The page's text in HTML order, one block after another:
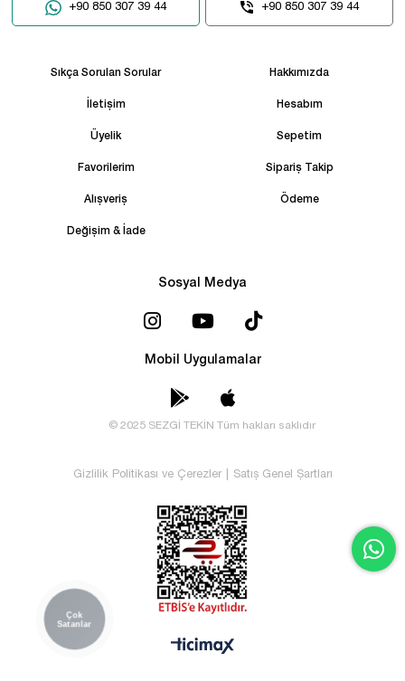
+90 850 307 39 44 +90 850 307 39 44
Sıkça Sorulan Sorular Hakkımızda
İletişim Hesabım
Üyelik Sepetim
Favorilerim Sipariş Takip
Alışveriş Ödeme
Değişim & İade
Sosyal Medya
Mobil Uygulamalar
© 2025 SEZGİ TEKİN Tüm hakları saklıdır
Gizlilik Politikası ve Çerezler Satış Genel Şartları
Çok
Satanlar